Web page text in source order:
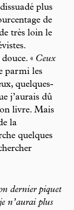
plus
de
très loin le
« Ceux
parmi les
quelques-
j’aurais dû
livre. Mais
la
quelques
dernier piquet
n’aurai plus